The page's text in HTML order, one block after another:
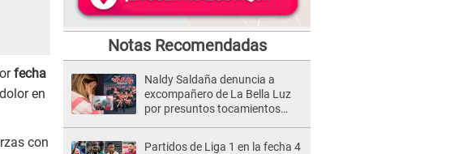
fecha
en
con
Notas Recomendadas
Naldy Saldaña denuncia a
excompañero de La Bella Luz
por presuntos tocamientos
Partidos de Liga 1 en la fecha 4